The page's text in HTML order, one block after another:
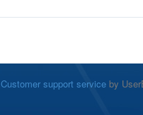
Customer support serviceby